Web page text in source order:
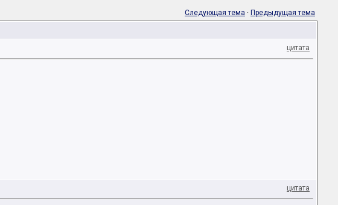
Следующая тема · Предыдущая тема
цитата
цитата